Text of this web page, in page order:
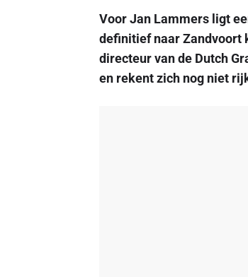
Voor Jan Lammers ligt
definitief naar Zandvoort
directeur van de Dutch
en rekent zich nog niet